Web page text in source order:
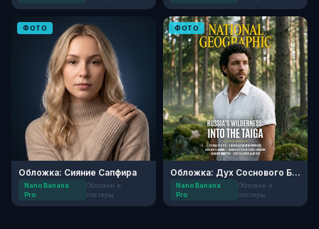
ФОТО
Обложка: Сияние Сапфира
Nano Banana
Pro
Обложки и
постеры
ФОТО
Обложка: Дух Соснового Бора
Nano Banana
Pro
Обложки и
постеры